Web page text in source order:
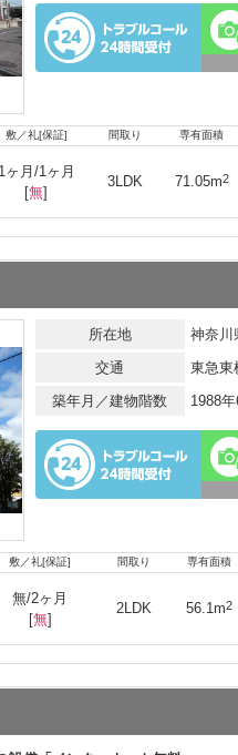
敷／礼[保証] 間取り 専有面積
1ヶ月/1ヶ月
[無]
3LDK 71.05m2
所在地
神奈川
交通
東急東
築年月／建物階数
1988
敷／礼[保証] 間取り 専有面積
無/2ヶ月
[無]
2LDK 56.1m2